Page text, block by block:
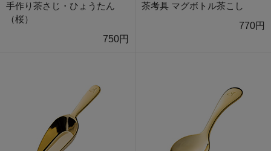
手作り茶さじ・ひょうたん
（桜）
750円
茶考具 マグボトル茶こし
770円